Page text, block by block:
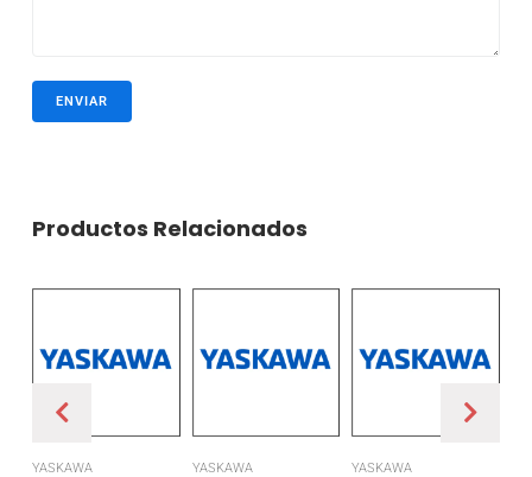
Productos Relacionados
YASKAWA YASKAWA YASKAWA